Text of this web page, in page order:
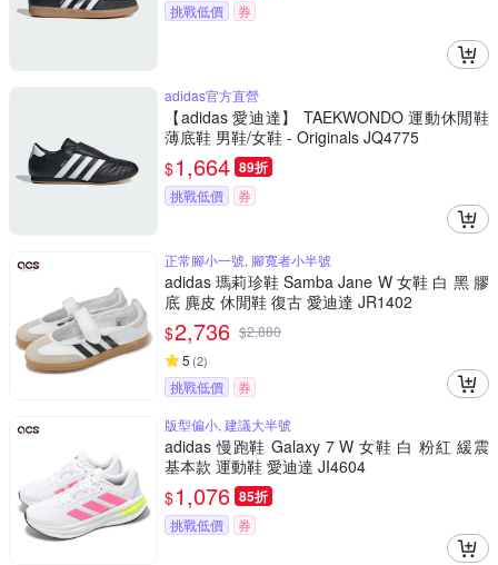
挑戰低價 券
adidas官方直營
【adidas 愛迪達】 TAEKWONDO 運動休閒鞋
薄底鞋 男鞋/女鞋 - Originals JQ4775
$1,664 89折
挑戰低價 券
正常腳小一號, 腳寬者小半號
adidas 瑪莉珍鞋 Samba Jane W 女鞋 白 黑 膠
底 麂皮 休閒鞋 復古 愛迪達 JR1402
$2,736 $2,880
5 (2)
挑戰低價
券
版型偏小, 建議大半號
adidas 慢跑鞋 Galaxy 7 W 女鞋 白 粉紅 緩震
基本款 運動鞋 愛迪達 JI4604
$1,076 85折
挑戰低價 券